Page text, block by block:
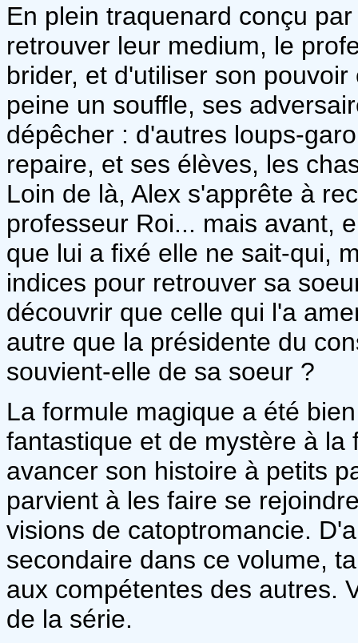
En plein traquenard conçu
retrouver leur medium, le
brider, et d'utiliser son
peine un souffle, ses
dépêcher : d'autres loups-
repaire, et ses élèves, les
Loin de là, Alex s'apprête à
professeur Roi... mais avant,
que lui a fixé elle ne sait-qui,
indices pour retrouver sa
découvrir que celle qui l'a
autre que la présidente du
souvient-elle de sa soeur ?
La formule magique a été
fantastique et de mystère à la
avancer son histoire à petits
parvient à les faire se
visions de catoptromancie.
secondaire dans ce volume,
aux compétentes des autres.
de la série.